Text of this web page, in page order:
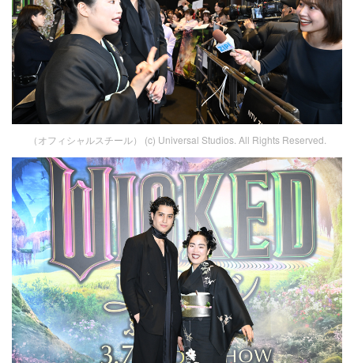
（オフィシャルスチール） (c) Universal Studios. All Rights Reserved.